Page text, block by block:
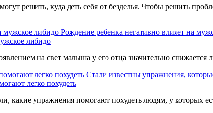
решить, куда деть себя от безделья. Чтобы решить
Рождение ребенка негативно влияет на
либидо
на свет малыша у его отца значительно снижается
Стали известны упражнения,
легко похудеть
какие упражнения помогают похудеть людям, у которых